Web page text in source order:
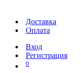
Доставка
Оплата
Вход
Регистрация
0